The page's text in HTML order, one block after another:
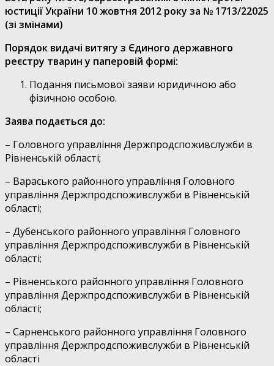
юстиції України 10 жовтня 2012 року за № 1713/22025
(зі змінами)
Порядок видачі витягу з Єдиного державного
реєстру тварин у паперовій формі:
Подання письмової заяви юридичною або
фізичною особою.
Заява подається до:
– Головного управління Держпродспоживслужби в
Рівненській області;
– Вараського районного управління Головного
управління Держпродспоживслужби в Рівненській
області;
– Дубенського районного управління Головного
управління Держпродспоживслужби в Рівненській
області;
– Рівненського районного управління Головного
управління Держпродспоживслужби в Рівненській
області;
– Сарненського районного управління Головного
управління Держпродспоживслужби в Рівненській
області